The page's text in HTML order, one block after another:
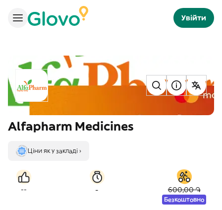
Увійти
Alfapharm Medicines
Ціни як у закладі ›
-- - 600,00 ֏
Безкоштовно